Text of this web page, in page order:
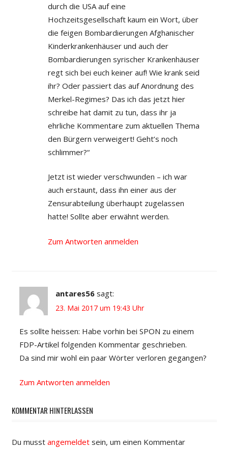
durch die USA auf eine
Hochzeitsgesellschaft kaum ein Wort, über
die feigen Bombardierungen Afghanischer
Kinderkrankenhäuser und auch der
Bombardierungen syrischer Krankenhäuser
regt sich bei euch keiner auf! Wie krank seid
ihr? Oder passiert das auf Anordnung des
Merkel-Regimes? Das ich das jetzt hier
schreibe hat damit zu tun, dass ihr ja
ehrliche Kommentare zum aktuellen Thema
den Bürgern verweigert! Geht’s noch
schlimmer?“
Jetzt ist wieder verschwunden – ich war
auch erstaunt, dass ihn einer aus der
Zensurabteilung überhaupt zugelassen
hatte! Sollte aber erwähnt werden.
Zum Antworten anmelden
antares56 sagt:
23. Mai 2017 um 19:43 Uhr
Es sollte heissen: Habe vorhin bei SPON zu einem
FDP-Artikel folgenden Kommentar geschrieben.
Da sind mir wohl ein paar Wörter verloren gegangen?
Zum Antworten anmelden
KOMMENTAR HINTERLASSEN
Du musst angemeldetsein, um einen Kommentar